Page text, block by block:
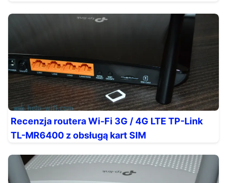
Recenzja routera Wi-Fi 3G / 4G LTE TP-Link
TL-MR6400 z obsługą kart SIM